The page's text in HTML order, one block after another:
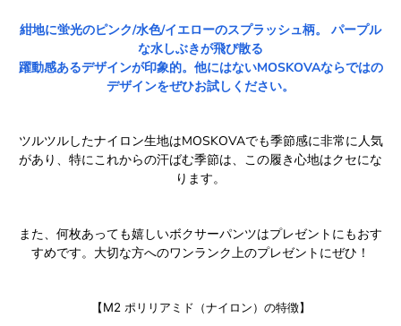
紺地に蛍光のピンク/水色/イエローのスプラッシュ柄。
パープル
な水しぶきが飛び散る
躍動感あるデザインが印象的。他にはないMOSKOVAならではの
デザインをぜひお試しください。
ツルツルしたナイロン生地はMOSKOVAでも季節感に非常に人気
があり、特にこれからの汗ばむ季節は、この履き心地はクセにな
ります。
また、何枚あっても嬉しいボクサーパンツはプレゼントにもおす
すめです。大切な方へのワンランク上のプレゼントにぜひ！
【M2 ポリリアミド（ナイロン）の特徴】